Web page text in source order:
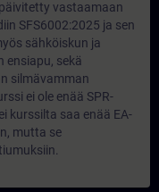
vastaamaan
SFS6002:2025 ja sen
sähköiskun ja
ensiapu, sekä
silmävamman
ei ole enää SPR-
kurssilta saa enää EA-
mutta se